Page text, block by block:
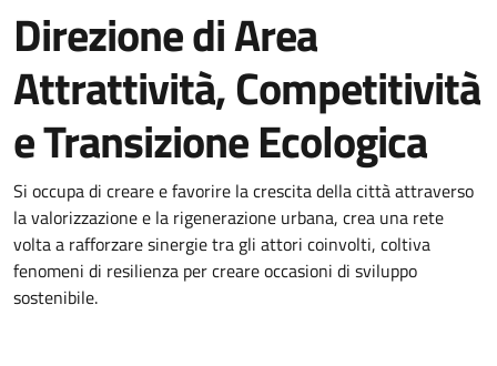
Direzione di Area
Attrattività, Competitività
e Transizione Ecologica
Si occupa di creare e favorire la crescita della città attraverso
la valorizzazione e la rigenerazione urbana, crea una rete
volta a rafforzare sinergie tra gli attori coinvolti, coltiva
fenomeni di resilienza per creare occasioni di sviluppo
sostenibile.